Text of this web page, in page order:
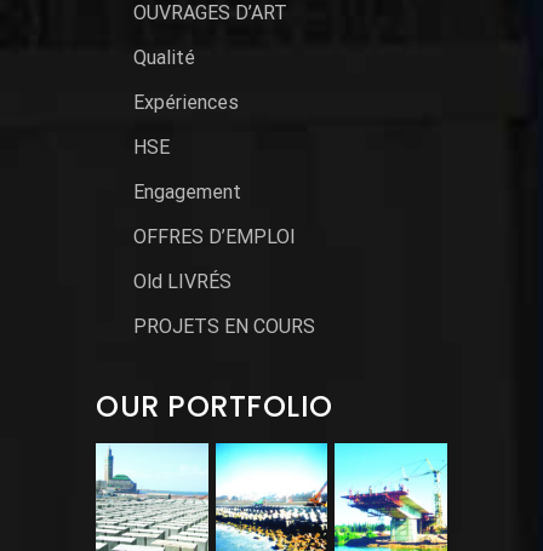
OUVRAGES D’ART
Qualité
Expériences
HSE
Engagement
OFFRES D’EMPLOI
Old LIVRÉS
PROJETS EN COURS
OUR PORTFOLIO